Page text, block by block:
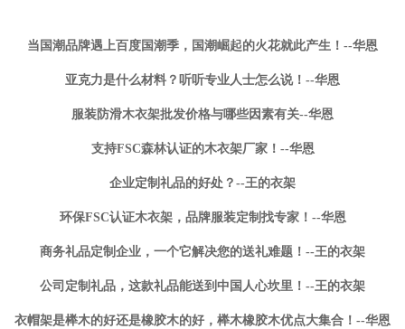
当国潮品牌遇上百度国潮季，国潮崛起的火花就此产生！--华恩
亚克力是什么材料？听听专业人士怎么说！--华恩
服装防滑木衣架批发价格与哪些因素有关--华恩
支持FSC森林认证的木衣架厂家！--华恩
企业定制礼品的好处？--王的衣架
环保FSC认证木衣架，品牌服装定制找专家！--华恩
商务礼品定制企业，一个它解决您的送礼难题！--王的衣架
公司定制礼品，这款礼品能送到中国人心坎里！--王的衣架
衣帽架是榉木的好还是橡胶木的好，榉木橡胶木优点大集合！--华恩